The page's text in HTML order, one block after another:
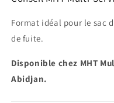
Format idéal pour le sac
de fuite.
Disponible chez MHT
Abidjan.